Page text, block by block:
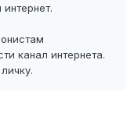
канал интернета.